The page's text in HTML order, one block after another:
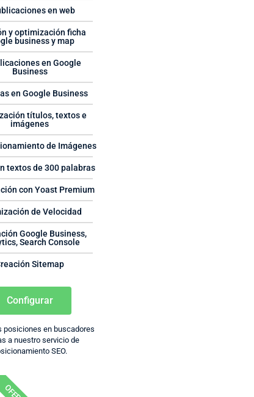
en web
y optimización ficha
business y map
en Google
Business
en Google Business
títulos, textos e
imágenes
de Imágenes
textos de 300 palabras
con Yoast Premium
de Velocidad
Google Business,
Search Console
Sitemap
Configurar
posiciones en buscadores
a nuestro servicio de
SEO.